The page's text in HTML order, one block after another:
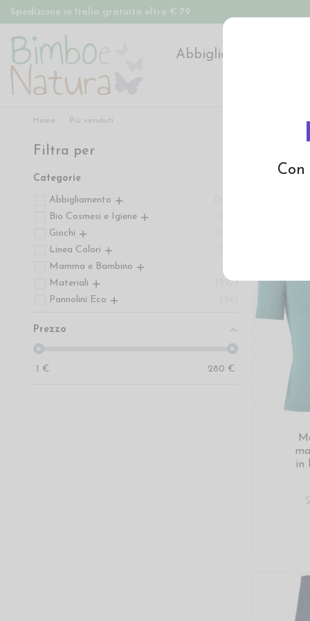
Spedizione in Italia gratuita oltre € 79
Abbigliamento
Home Più venduti
in
Filtra per
Categorie
Abbigliamento
Bio Cosmesi e Igiene
Giochi
Linea Colori
Mamma e Bambino
Materiali
327
Pannolini Eco
Prezzo
1 € 280 €